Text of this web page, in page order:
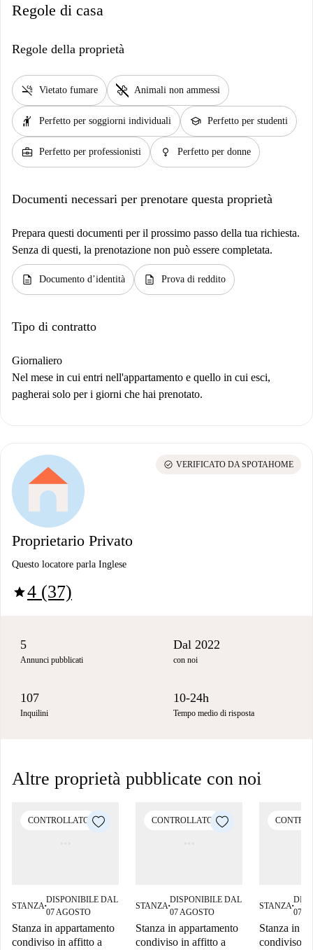
Regole di casa
Regole della proprietà
smoke_free Vietato fumare pet_supplies Animali non ammessi
hail Perfetto per soggiorni individuali school Perfetto per studenti
business_center Perfetto per professionisti female Perfetto per donne
Documenti necessari per prenotare questa proprietà
Prepara questi documenti per il prossimo passo della tua richiesta.
Senza di questi, la prenotazione non può essere completata.
description Documento d’identità description Prova di reddito
Tipo di contratto
Giornaliero
Nel mese in cui entri nell'appartamento e quello in cui esci,
pagherai solo per i giorni che hai prenotato.
Proprietario Privato
Questo locatore parla Inglese
star4 (37)
check_circle VERIFICATO DA SPOTAHOME
5
Annunci pubblicati
Dal 2022
con noi
107
Inquilini
10-24h
Tempo medio di risposta
Altre proprietà pubblicate con noi
CONTROLLATO
STANZA■
DISPONIBILE DAL
07 AGOSTO
Stanza in appartamento
condiviso in affitto a
CONTROLLATO
STANZA■
DISPONIBILE DAL
07 AGOSTO
Stanza in appartamento
condiviso in affitto a
STANZA■
07
Stanza in
condiviso